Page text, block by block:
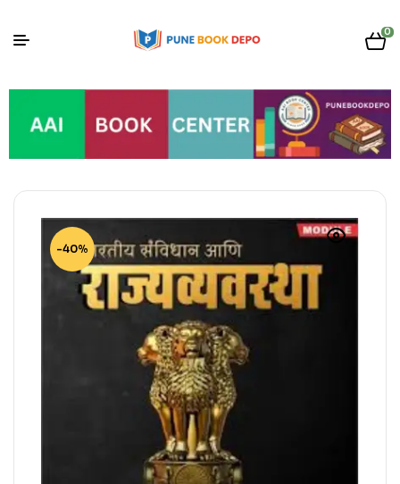
0
-40%